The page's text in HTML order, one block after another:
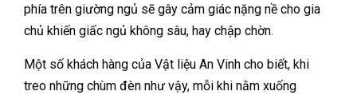
phía trên giường ngủ sẽ gây cảm giác nặng nề cho gia
chủ khiến giấc ngủ không sâu, hay chập chờn.
Một số khách hàng của Vật liệu An Vinh cho biết, khi
treo những chùm đèn như vậy, mỗi khi nằm xuống